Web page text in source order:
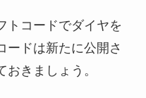
トコードでダイヤを
ードは新たに公開さ
きましょう。